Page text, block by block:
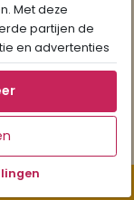
Met deze
partijen de
en advertenties
Daarnaast
delen via
geef je Faja
voor social
voorkeuren te